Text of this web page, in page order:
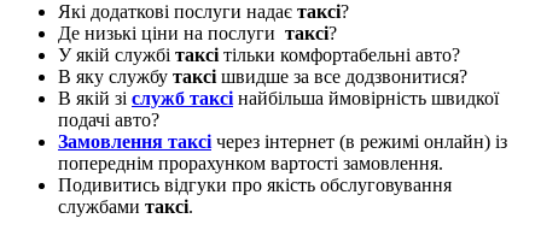
Які додаткові послуги надає таксі?
Де низькі ціни на послуги таксі?
У якій службі таксітільки комфортабельні авто?
В яку службу таксішвидше за все додзвонитися?
В якій зі служб таксі найбільша ймовірність швидкої
подачі авто?
Замовлення таксічерез інтернет (в режимі онлайн) із
попереднім прорахунком вартості замовлення.
Подивитись відгуки про якість обслуговування
службами таксі.